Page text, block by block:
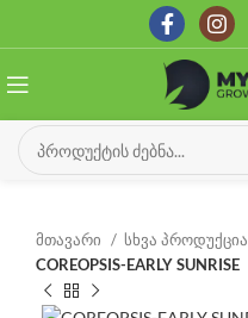
მთავარი სხვა პროდუქცია
COREOPSIS-EARLY SUNRISE